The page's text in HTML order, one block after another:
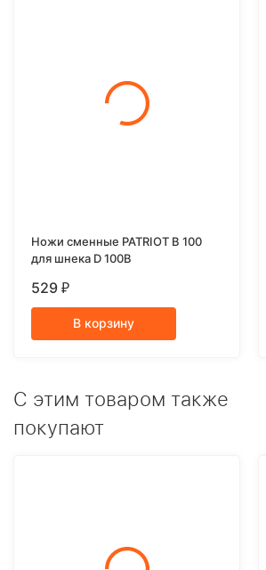
Ножи сменные PATRIOT B 100
для шнека D 100B
529 ₽
В корзину
C этим товаром также
покупают